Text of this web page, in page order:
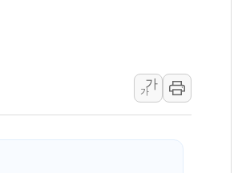
李대통령 "40도 폭염, 외신에
법무법인 YK, 교정위원 중앙
가
가